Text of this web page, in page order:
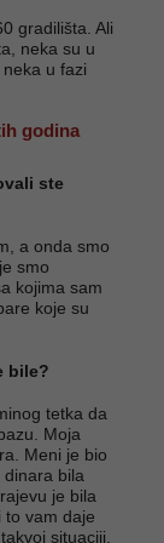
gradilišta. Ali
neka su u
u fazi
godina
ste
a onda smo
smo
kojima sam
koje su
bile?
tetka da
Moja
Meni je bio
bila
je bila
to vam daje
situaciji.